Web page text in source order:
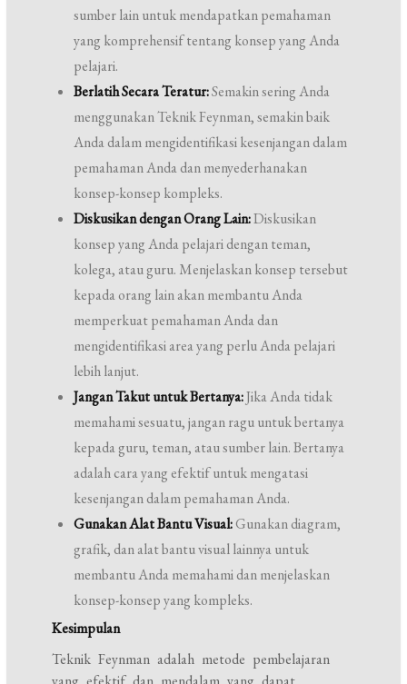
sumber lain untuk mendapatkan pemahaman
yang komprehensif tentang konsep yang Anda
pelajari.
Berlatih Secara Teratur:Semakin sering Anda
menggunakan Teknik Feynman, semakin baik
Anda dalam mengidentifikasi kesenjangan dalam
pemahaman Anda dan menyederhanakan
konsep-konsep kompleks.
Diskusikan dengan Orang Lain:Diskusikan
konsep yang Anda pelajari dengan teman,
kolega, atau guru. Menjelaskan konsep tersebut
kepada orang lain akan membantu Anda
memperkuat pemahaman Anda dan
mengidentifikasi area yang perlu Anda pelajari
lebih lanjut.
Jangan Takut untuk Bertanya:Jika Anda tidak
memahami sesuatu, jangan ragu untuk bertanya
kepada guru, teman, atau sumber lain. Bertanya
adalah cara yang efektif untuk mengatasi
kesenjangan dalam pemahaman Anda.
Gunakan Alat Bantu Visual:Gunakan diagram,
grafik, dan alat bantu visual lainnya untuk
membantu Anda memahami dan menjelaskan
konsep-konsep yang kompleks.
Kesimpulan
Teknik Feynman adalah metode pembelajaran